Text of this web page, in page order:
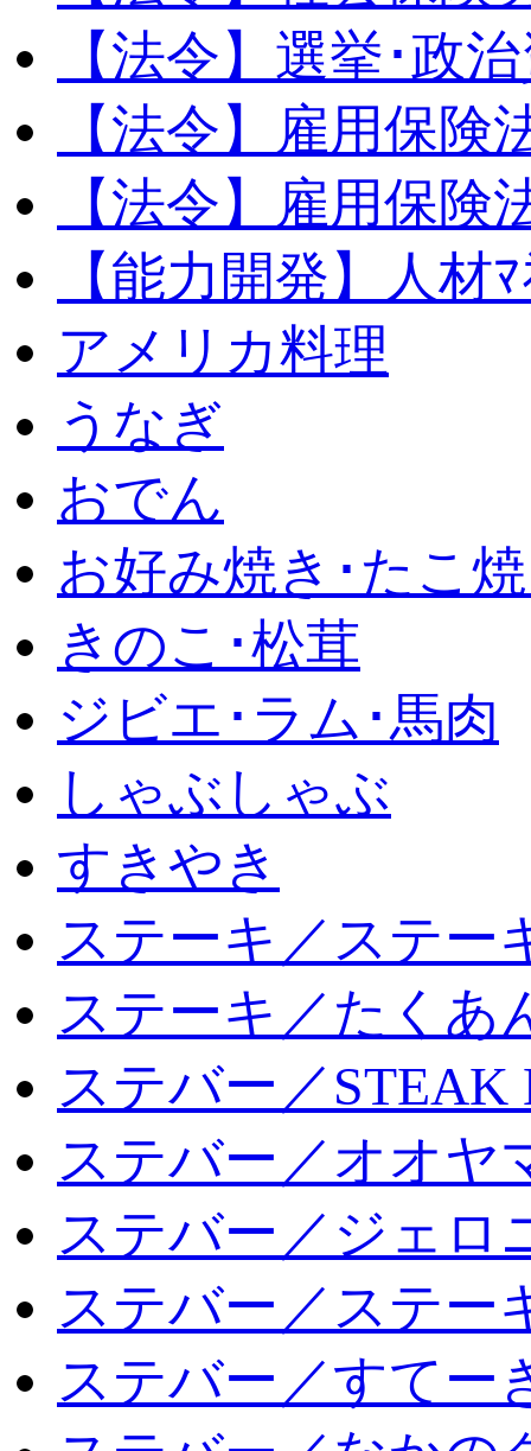
【法令】選挙･政
【法令】雇用保険
【法令】雇用保険
【能力開発】人材
アメリカ料理
うなぎ
おでん
お好み焼き･たこ
きのこ･松茸
ジビエ･ラム･馬肉
しゃぶしゃぶ
すきやき
ステーキ／ステー
ステーキ／たくあ
ステバー／STEAK
ステバー／オオヤ
ステバー／ジェロ
ステバー／ステー
ステバー／すてー